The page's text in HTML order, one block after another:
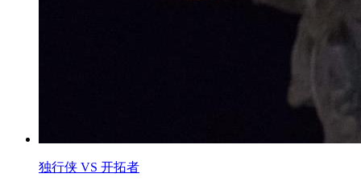
独行侠 VS 开拓者